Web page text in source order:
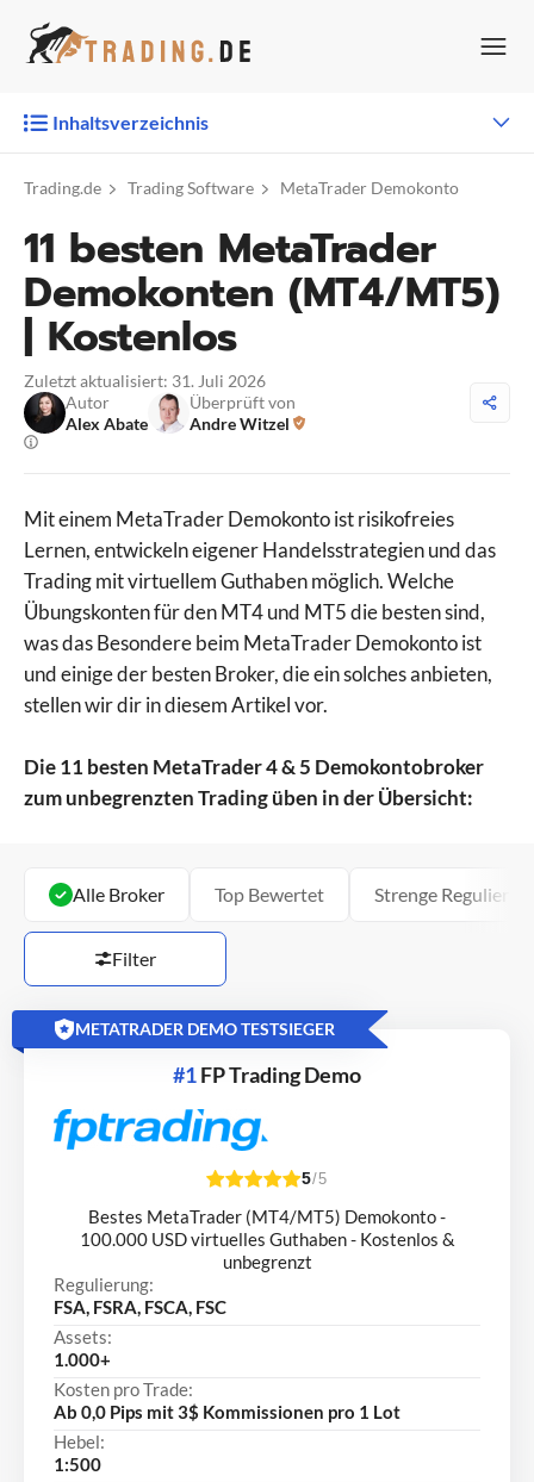
Inhalt
Inhaltsverzeichnis
Trading.de Trading Software MetaTrader Demokonto
11 besten MetaTrader
Demokonten (MT4/MT5)
| Kostenlos
Zuletzt aktualisiert: 31. Juli 2026
Autor
Alex Abate
Überprüft von
Andre Witzel
Mit einem MetaTrader Demokonto ist risikofreies
Lernen, entwickeln eigener Handelsstrategien und das
Trading mit virtuellem Guthaben möglich. Welche
Übungskonten für den MT4 und MT5 die besten sind,
was das Besondere beim MetaTrader Demokonto ist
und einige der besten Broker, die ein solches anbieten,
stellen wir dir in diesem Artikel vor.
Die 11 besten MetaTrader 4 & 5 Demokontobroker
zum unbegrenzten Trading üben in der Übersicht:
Alle Broker Top Bewertet Strenge
Filter
METATRADER DEMO TESTSIEGER
#1FP Trading Demo
5/5
Bestes MetaTrader (MT4/MT5) Demokonto -
100.000 USD virtuelles Guthaben - Kostenlos &
unbegrenzt
Regulierung:
FSA, FSRA, FSCA, FSC
Assets:
1.000+
Kosten pro Trade:
Ab 0,0 Pips mit 3$ Kommissionen pro 1 Lot
Hebel:
1:500